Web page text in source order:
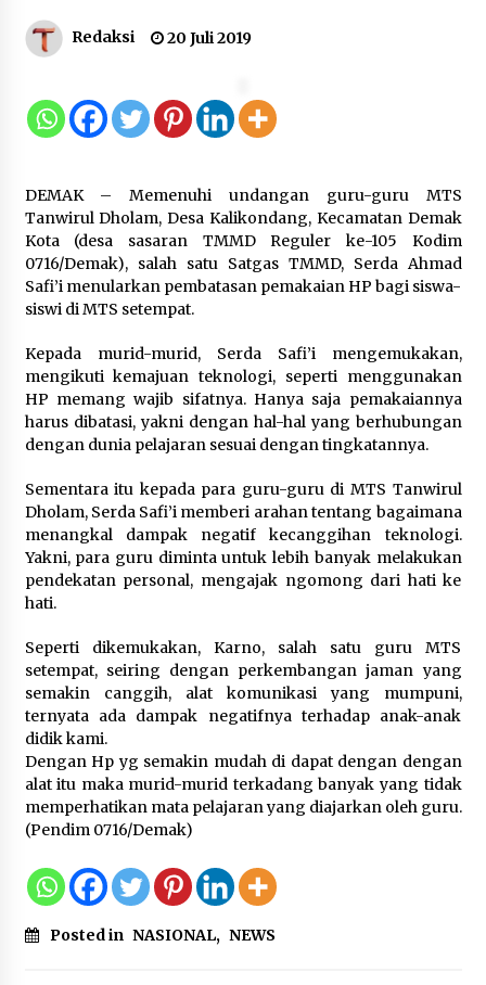
Solusi’, Menkum Dorong
7 Agustus 2026
Ketenagakerjaan yang Selaras
dengan Tantangan Dunia Kerja
Modern
7 Agustus 2026
Tigaraksa, Semarakkan HUT RI
dengan Nuansa Kebersamaan
7 Agustus 2026
Pemanfaatan Limbah Galon Bekas,
Lapas Banjar Tanam 200 Pohon
Cabai Dukung Program Ketahanan
Pangan
7 Agustus 2026
Tagihan Air Tanpa Pemakaian,
Terungkap Ada Transisi Panjang
Pengelolaan , Perumdam TKR
Didesak Transparan
7 Agustus 2026
Sarana PAUD Diperkuat, Tangsel
Dorong Angka Partisipasi Sekolah
7 Agustus 2026
Redaksi 20 Juli 2019
DEMAK – Memenuhi undangan guru-guru MTS
Tanwirul Dholam, Desa Kalikondang, Kecamatan Demak
Kota (desa sasaran TMMD Reguler ke-105 Kodim
0716/Demak), salah satu Satgas TMMD, Serda Ahmad
Safi’i menularkan pembatasan pemakaian HP bagi siswa-
siswi di MTS setempat.
Kepada murid-murid, Serda Safi’i mengemukakan,
mengikuti kemajuan teknologi, seperti menggunakan
HP memang wajib sifatnya. Hanya saja pemakaiannya
harus dibatasi, yakni dengan hal-hal yang berhubungan
dengan dunia pelajaran sesuai dengan tingkatannya.
Sementara itu kepada para guru-guru di MTS Tanwirul
Dholam, Serda Safi’i memberi arahan tentang bagaimana
menangkal dampak negatif kecanggihan teknologi.
Yakni, para guru diminta untuk lebih banyak melakukan
pendekatan personal, mengajak ngomong dari hati ke
hati.
Seperti dikemukakan, Karno, salah satu guru MTS
setempat, seiring dengan perkembangan jaman yang
semakin canggih, alat komunikasi yang mumpuni,
ternyata ada dampak negatifnya terhadap anak-anak
didik kami.
Dengan Hp yg semakin mudah di dapat dengan dengan
alat itu maka murid-murid terkadang banyak yang tidak
memperhatikan mata pelajaran yang diajarkan oleh guru.
(Pendim 0716/Demak)
Posted in NASIONAL, NEWS